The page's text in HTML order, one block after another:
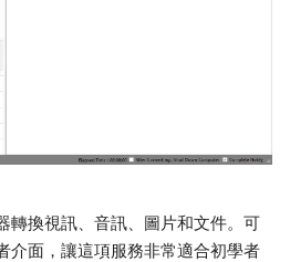
轉換視訊、音訊、圖片和文件。可
介面，讓這項服務非常適合初學者